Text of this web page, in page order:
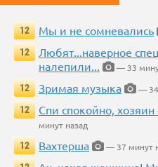
12 Мы и не сомневались
12
Любят...наверное
налепили...
— 33
12
Зримая музыка
— 34
12
Спи спокойно,
минут назад
12
Вахтерша
— 37 минут